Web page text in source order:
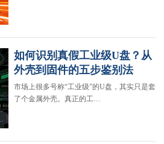
如何识别真假工业级U盘？从
外壳到固件的五步鉴别法
市场上很多号称“工业级”的U盘，其实只是套
了个金属外壳。真正的工…